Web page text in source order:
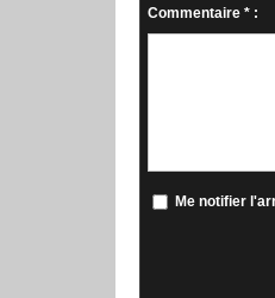
Commentaire * :
Me notifier